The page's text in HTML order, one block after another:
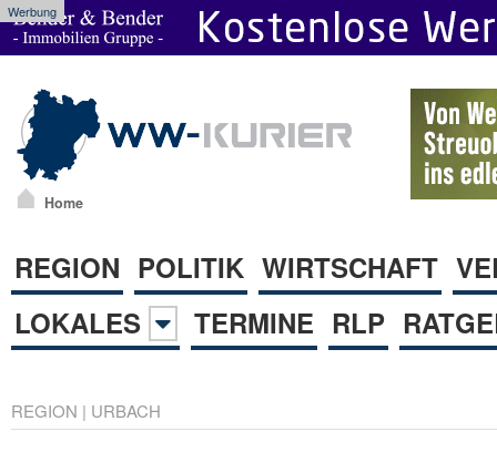
Werbung
Home
REGION POLITIK WIRTSCHAFT
LOKALES
TERMINE RLP
REGION | URBACH